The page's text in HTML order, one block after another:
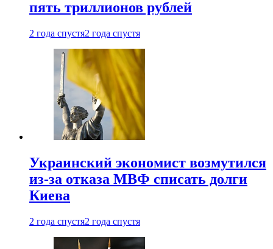
пять триллионов рублей
2 года спустя2 года спустя
Украинский экономист возмутился
из-за отказа МВФ списать долги
Киева
2 года спустя2 года спустя